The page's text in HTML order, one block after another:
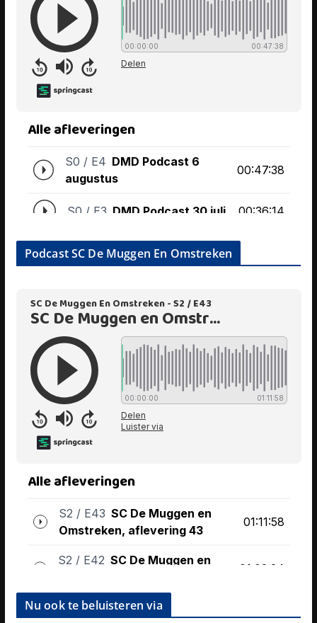
Podcast SC De Muggen En Omstreken
Nu ook te beluisteren via